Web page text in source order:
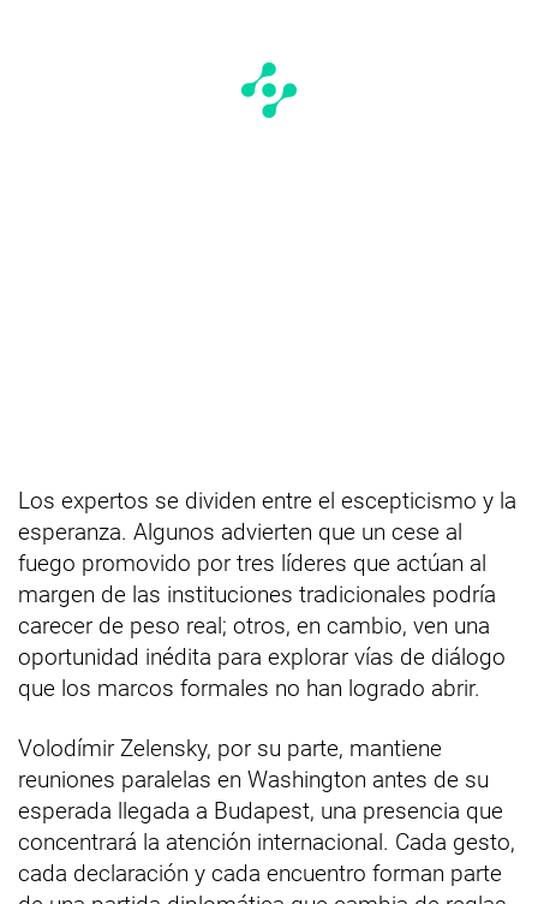
Los expertos se dividen entre el escepticismo y la
esperanza. Algunos advierten que un cese al
fuego promovido por tres líderes que actúan al
margen de las instituciones tradicionales podría
carecer de peso real; otros, en cambio, ven una
oportunidad inédita para explorar vías de diálogo
que los marcos formales no han logrado abrir.
Volodímir Zelensky, por su parte, mantiene
reuniones paralelas en Washington antes de su
esperada llegada a Budapest, una presencia que
concentrará la atención internacional. Cada gesto,
cada declaración y cada encuentro forman parte